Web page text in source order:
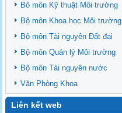
Bô môn Kỹ thuật Môi trường
Bộ môn Khoa học Môi trường
Bộ môn Tài nguyên Đất đai
Bộ môn Quản lý Môi trường
Bộ môn Tài nguyên nước
Văn Phòng Khoa
Liên kết web